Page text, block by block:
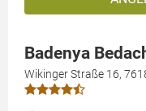
Badenya
Wikinger Straße 16,